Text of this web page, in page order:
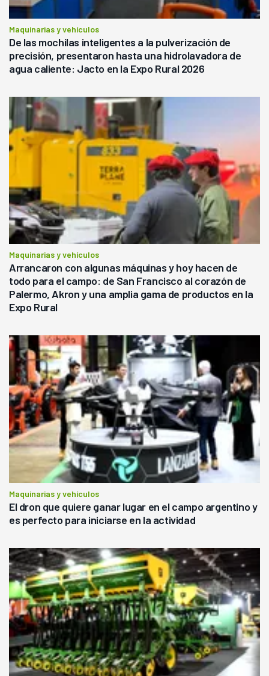
Maquinarias y vehículos
De las mochilas inteligentes a la pulverización de
precisión, presentaron hasta una hidrolavadora de
agua caliente: Jacto en la Expo Rural 2026
Maquinarias y vehículos
Arrancaron con algunas máquinas y hoy hacen de
todo para el campo: de San Francisco al corazón de
Palermo, Akron y una amplia gama de productos en la
Expo Rural
Maquinarias y vehículos
El dron que quiere ganar lugar en el campo argentino y
es perfecto para iniciarse en la actividad